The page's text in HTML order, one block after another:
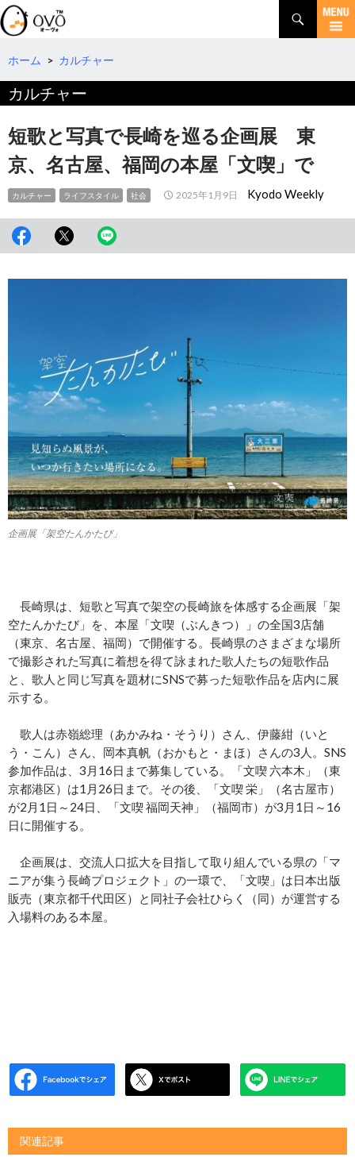
検
索
コ
テ
ツ
へ
動
ホーム > カルチャー
カルチャー
短歌と写真で長崎を巡る企画展 東
京、名古屋、福岡の本屋「文喫」で
カルチャー ライフスタイル 社会 2025年1月9日 Kyodo Weekly
企画展「架空たんかたび」
長崎県は、短歌と写真で架空の長崎旅を体感する企画展「架
空たんかたび」を、本屋「文喫（ぶんきつ）」の全国3店舗
（東京、名古屋、福岡）で開催する。長崎県のさまざまな場所
で撮影された写真に着想を得て詠まれた歌人たちの短歌作品
と、歌人と同じ写真を題材にSNSで募った短歌作品を店内に展
示する。
歌人は赤嶺総理（あかみね・そうり）さん、伊藤紺（いと
う・こん）さん、岡本真帆（おかもと・まほ）さんの3人。SNS
参加作品は、3月16日まで募集している。「文喫 六本木」（東
京都港区）は1月26日まで。その後、「文喫 栄」（名古屋市）
が2月1日～24日、「文喫 福岡天神」（福岡市）が3月1日～16
日に開催する。
企画展は、交流人口拡大を目指して取り組んでいる県の「マ
ニアが集う長崎プロジェクト」の一環で、「文喫」は日本出版
販売（東京都千代田区）と同社子会社ひらく（同）が運営する
入場料のある本屋。
関連記事